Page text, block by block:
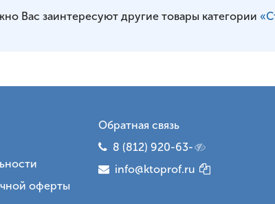
Вас заинтересуют другие товары категории
оферты
Обратная связь
8 (812) 920-63-
info@ktoprof.ru